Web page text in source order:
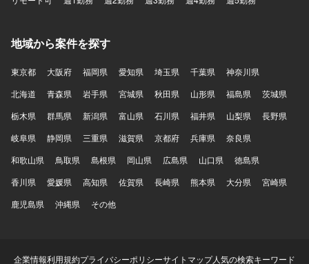
地域から案件を探す
東京都 大阪府 福岡県 愛知県 埼玉県 千葉県
神奈川県
北海道
青森県 岩手県 宮城県 秋田県 山形県 福島県
茨城県
栃木県
群馬県 新潟県 富山県 石川県 福井県 山梨県
長野県
岐阜県
静岡県 三重県 滋賀県 京都府 兵庫県
奈良県
和歌山県
鳥取県 島根県 岡山県 広島県 山口県
徳島県
香川県
愛媛県 高知県 佐賀県 長崎県 熊本県 大分県
宮崎県
鹿児島県
沖縄県 その他
企業情報利用規約プライバシーポリシーサイトマップ人気の検索キーワード